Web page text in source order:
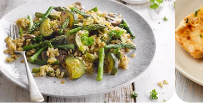
basis
van
1
beoordelingen.